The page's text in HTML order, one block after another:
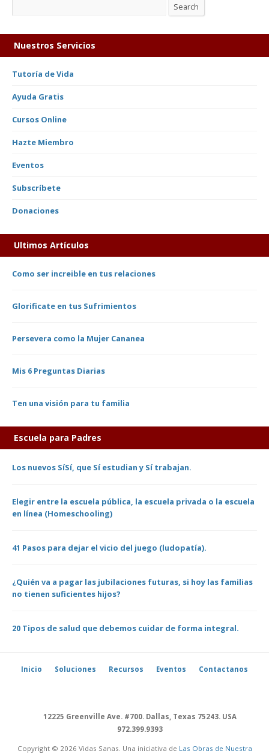
Search
Nuestros Servicios
Tutoría de Vida
Ayuda Gratis
Cursos Online
Hazte Miembro
Eventos
Subscríbete
Donaciones
Ultimos Artículos
Como ser increible en tus relaciones
Glorificate en tus Sufrimientos
Persevera como la Mujer Cananea
Mis 6 Preguntas Diarias
Ten una visión para tu familia
Escuela para Padres
Los nuevos SíSí, que Sí estudian y Sí trabajan.
Elegir entre la escuela pública, la escuela privada o la escuela
en línea (Homeschooling)
41 Pasos para dejar el vicio del juego (ludopatía).
¿Quién va a pagar las jubilaciones futuras, si hoy las familias
no tienen suficientes hijos?
20 Tipos de salud que debemos cuidar de forma integral.
Inicio Soluciones Recursos Eventos Contactanos
12225 Greenville Ave. #700. Dallas, Texas 75243. USA
972.399.9393
Copyright © 2026 Vidas Sanas. Una iniciativa de Las Obras de Nuestra